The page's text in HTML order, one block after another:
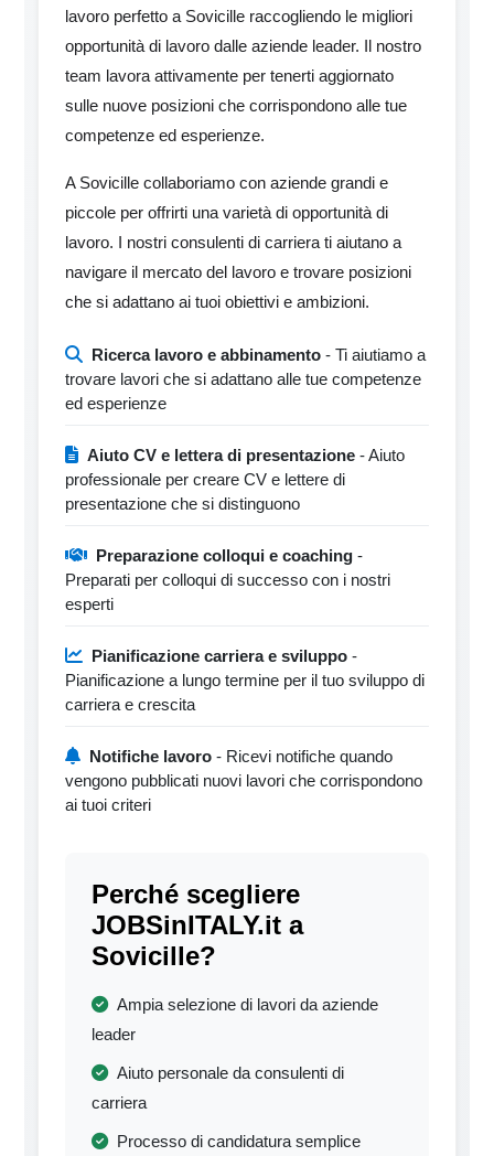
lavoro perfetto a Sovicille raccogliendo le migliori
opportunità di lavoro dalle aziende leader. Il nostro
team lavora attivamente per tenerti aggiornato
sulle nuove posizioni che corrispondono alle tue
competenze ed esperienze.
A Sovicille collaboriamo con aziende grandi e
piccole per offrirti una varietà di opportunità di
lavoro. I nostri consulenti di carriera ti aiutano a
navigare il mercato del lavoro e trovare posizioni
che si adattano ai tuoi obiettivi e ambizioni.
Ricerca lavoro e abbinamento - Ti aiutiamo a
trovare lavori che si adattano alle tue competenze
ed esperienze
Aiuto CV e lettera di presentazione - Aiuto
professionale per creare CV e lettere di
presentazione che si distinguono
Preparazione colloqui e coaching -
Preparati per colloqui di successo con i nostri
esperti
Pianificazione carriera e sviluppo -
Pianificazione a lungo termine per il tuo sviluppo di
carriera e crescita
Notifiche lavoro - Ricevi notifiche quando
vengono pubblicati nuovi lavori che corrispondono
ai tuoi criteri
Perché scegliere
JOBSinITALY.it a
Sovicille?
Ampia selezione di lavori da aziende
leader
Aiuto personale da consulenti di
carriera
Processo di candidatura semplice